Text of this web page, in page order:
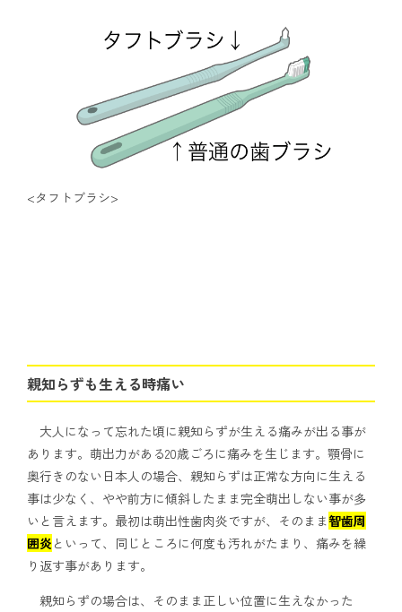
<タフトブラシ>
親知らずも生える時痛い
大人になって忘れた頃に親知らずが生える痛みが出る事が
あります。萌出力がある20歳ごろに痛みを生じます。顎骨に
奥行きのない日本人の場合、親知らずは正常な方向に生える
事は少なく、やや前方に傾斜したまま完全萌出しない事が多
いと言えます。最初は萌出性歯肉炎ですが、そのまま智歯周
囲炎 といって、同じところに何度も汚れがたまり、痛みを繰
り返す事があります。
親知らずの場合は、そのまま正しい位置に生えなかった